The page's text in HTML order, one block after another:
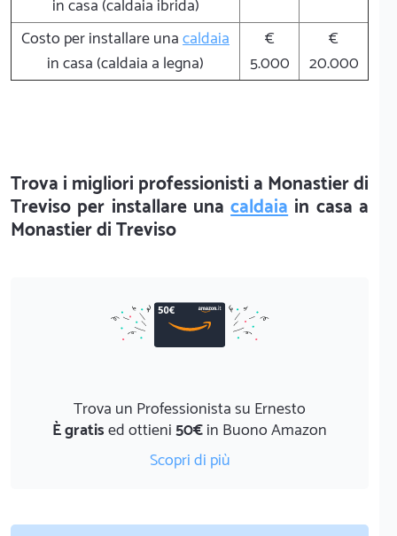
in casa (caldaia ibrida)
Costo per installare unacaldaia
in casa (caldaia a legna)
€
5.000
€
20.000
Trova i migliori professionisti a Monastier di
Treviso per installare unacaldaiain casa a
Monastier di Treviso
Trova un Professionista su Ernesto
È gratised ottieni50€in Buono Amazon
Scopri di più